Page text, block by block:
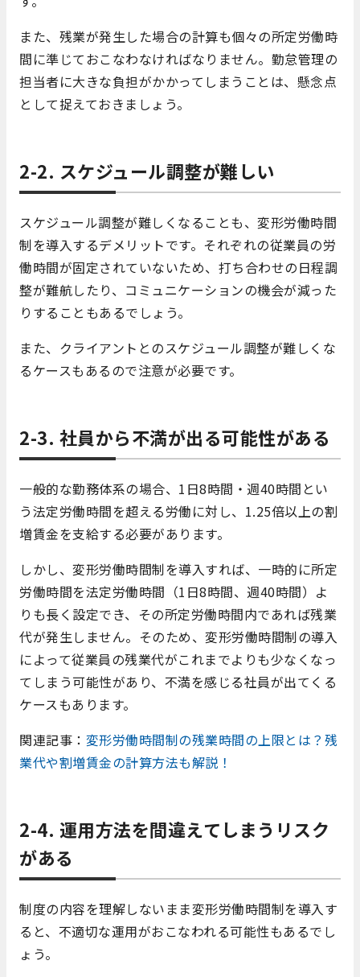
また、残業が発生した場合の計算も個々の所定労働時
間に準じておこなわなければなりません。勤怠管理の
担当者に大きな負担がかかってしまうことは、懸念点
として捉えておきましょう。
2-2. スケジュール調整が難しい
スケジュール調整が難しくなることも、変形労働時間
制を導入するデメリットです。それぞれの従業員の労
働時間が固定されていないため、打ち合わせの日程調
整が難航したり、コミュニケーションの機会が減った
りすることもあるでしょう。
また、クライアントとのスケジュール調整が難しくな
るケースもあるので注意が必要です。
2-3. 社員から不満が出る可能性がある
一般的な勤務体系の場合、1日8時間・週40時間とい
う法定労働時間を超える労働に対し、1.25倍以上の割
増賃金を支給する必要があります。
しかし、変形労働時間制を導入すれば、一時的に所定
労働時間を法定労働時間（1日8時間、週40時間）よ
りも長く設定でき、その所定労働時間内であれば残業
代が発生しません。そのため、変形労働時間制の導入
によって従業員の残業代がこれまでよりも少なくなっ
てしまう可能性があり、不満を感じる社員が出てくる
ケースもあります。
関連記事： 変形労働時間制の残業時間の上限とは？残
業代や割増賃金の計算方法も解説！
2-4. 運用方法を間違えてしまうリスク
がある
制度の内容を理解しないまま変形労働時間制を導入す
ると、不適切な運用がおこなわれる可能性もあるでし
ょう。